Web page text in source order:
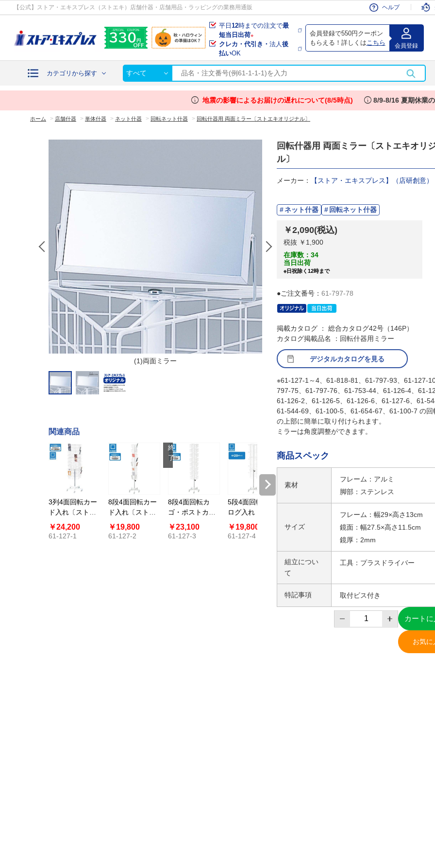
【公式】ストア・エキスプレス（ストエキ）店舗什器・店舗用品・ラッピングの業務用通販 ヘルプ
平日12時までの注文で最
短当日出荷※
クレカ・代引き・法人後
払いOK
会員登録で550円クーポン
もらえる！詳しくは こちら 会員登録
カテゴリから探す すべて
会員
info 地震の影響によるお届けの遅れについて(8/5時点) info 8/9-8/16 夏期休業
ホーム > 店舗什器 > 単体什器 > ネット什器 > 回転ネット什器 > 回転什器用 両面ミラー〔ストエキオリジナル〕
(1)両面ミラー
関連商品
3列4面回転カー
ド入れ〔ストエ
キオリジナル〕
￥24,200
61-127-1
8段4面回転カー
ド入れ〔ストエ
キオリジナル〕
5本脚
￥19,800
61-127-2
終
了
8段4面回転カ
ゴ・ポストカー
ド入れ〔ストエ
キオリジナル〕
￥23,100
61-127-3
5段4面回転カタ
ログ入れ〔スト
エキオリジナ
ル〕 5本脚
￥19,800
61-127-4
2列4面回転カー
〔ストエキオリ
ジナル〕
￥24,200
回転6面メガネ什
器
￥330～
￥23,100
61-797-93
4段6面
カード
￥
回転什器用 両面ミラー〔ストエキオリ
ル〕
メーカー： 【ストア・エキスプレス】（店研創意）
ネット什器 回転ネット什器
￥2,090(税込)
税抜 ￥1,900
在庫数：34
当日出荷
※日祝除く12時まで
●ご注文番号： 61-797-78
掲載カタログ ： 総合カタログ42号（146P）
デジタルカタログを見る
カタログ掲載品名 ：回転什器用ミラー
※61-127-1～4、61-818-81、61-797-93、61-127-
797-75、61-797-76、61-753-44、61-126-4、61-
61-126-2、61-126-5、61-126-6、61-127-6、61-
61-544-69、61-100-5、61-654-67、61-100-7 の回
の上部に簡単に取り付けられます。
ミラーは角度調整ができます。
商品スペック
素材
フレーム：アルミ
脚部：ステンレス
サイズ
フレーム：幅29×高さ13cm
鏡面：幅27.5×高さ11.5cm
鏡厚：2mm
組立につい
て
工具：プラスドライバー
特記事項 取付ビス付き
カート